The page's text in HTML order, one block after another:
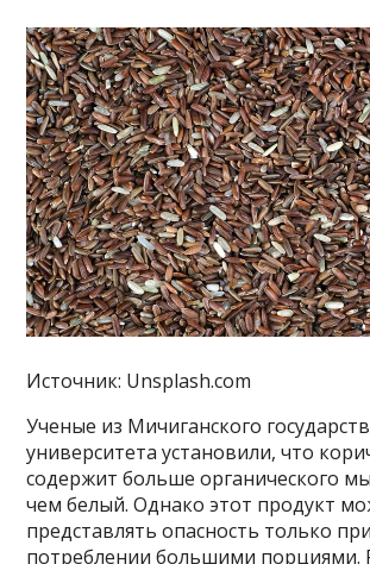
Источник: Unsplash.com
Ученые из Мичиганского
университета установили, что
содержит больше органического
чем белый. Однако этот продукт
представлять опасность только
потреблении большими порциями.